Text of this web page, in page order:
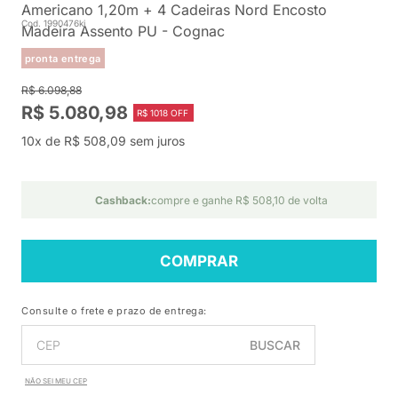
Americano 1,20m + 4 Cadeiras Nord Encosto
Madeira Assento PU - Cognac
Cod. 1990476ki
pronta entrega
R$ 6.098,88
R$ 5.080,98 R$ 1018 OFF
10x de R$ 508,09 sem juros
Cashback:compre e ganhe R$ 508,10 de volta
COMPRAR
Consulte o frete e prazo de entrega:
BUSCAR
NÃO SEI MEU CEP